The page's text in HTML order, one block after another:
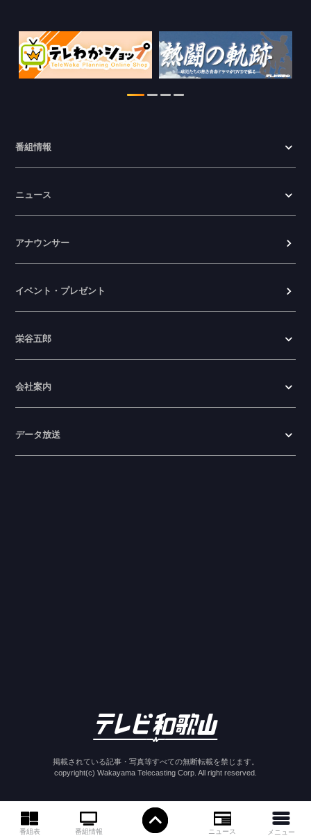
番組表 番組情報 ニュース メニュー
新しました。
2026.06.23
番組情報
ニュース
アナウンサー
イベント・プレゼント
栄谷五郎
会社案内
データ放送
掲載されている記事・写真等すべての無断転載を禁じます。
copyright(c) Wakayama Telecasting Corp. All right reserved.